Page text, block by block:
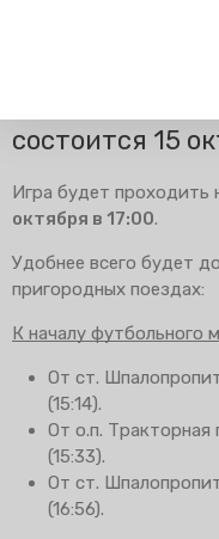
Справочник
Режим работы
Схема обращения
пригородных поездов
Мобильное
Правила проезда
Для маломобильных
112
Футбольный
состоится 15
Игра будет проходить
октября в 17:00.
Удобнее всего будет
пригородных поездах:
К началу футбольного
От ст.
(15:14).
От о.п. Тракторная
(15:33).
От ст.
(16:56).